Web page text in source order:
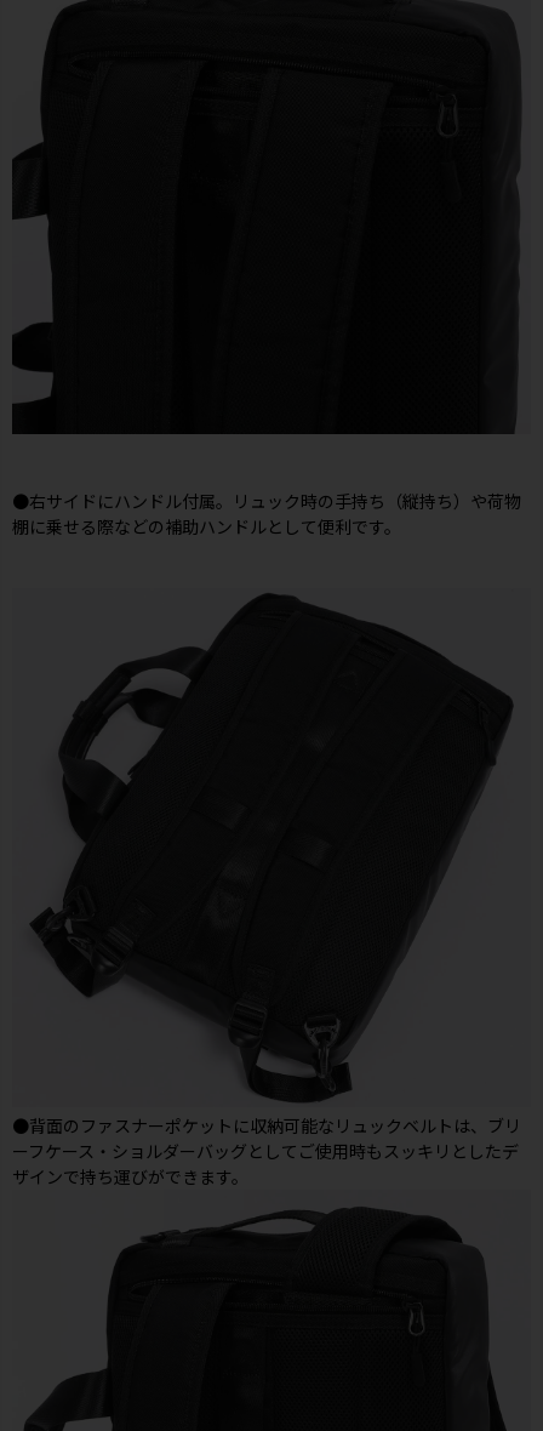
●右サイドにハンドル付属。リュック時の手持ち（縦持ち）や荷物
棚に乗せる際などの補助ハンドルとして便利です。
●背面のファスナーポケットに収納可能なリュックベルトは、ブリ
ーフケース・ショルダーバッグとしてご使用時もスッキリとしたデ
ザインで持ち運びができます。